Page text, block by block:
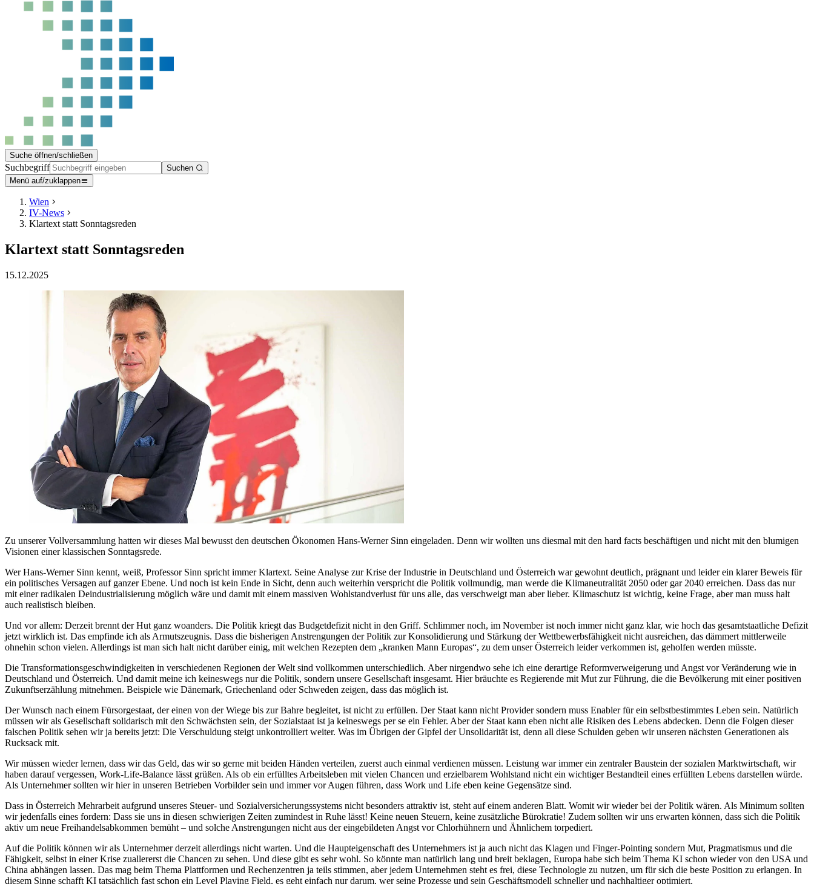
Suche öffnen/schließen
Suchbegriff
Suchen
Menü auf/zuklappen
Wien
IV-News
Klartext statt Sonntagsreden
Klartext statt Sonntagsreden
15.12.2025
Zu unserer Vollversammlung hatten wir dieses Mal bewusst den deutschen Ökonomen Hans-Werner Sinn eingeladen. Denn wir wollten uns diesmal mit den hard facts beschäftigen und nicht mit den blumigen
Visionen einer klassischen Sonntagsrede.
Wer Hans-Werner Sinn kennt, weiß, Professor Sinn spricht immer Klartext. Seine Analyse zur Krise der Industrie in Deutschland und Österreich war gewohnt deutlich, prägnant und leider ein klarer Beweis für
ein politisches Versagen auf ganzer Ebene. Und noch ist kein Ende in Sicht, denn auch weiterhin verspricht die Politik vollmundig, man werde die Klimaneutralität 2050 oder gar 2040 erreichen. Dass das nur
mit einer radikalen Deindustrialisierung möglich wäre und damit mit einem massiven Wohlstandverlust für uns alle, das verschweigt man aber lieber. Klimaschutz ist wichtig, keine Frage, aber man muss halt
auch realistisch bleiben.
Und vor allem: Derzeit brennt der Hut ganz woanders. Die Politik kriegt das Budgetdefizit nicht in den Griff. Schlimmer noch, im November ist noch immer nicht ganz klar, wie hoch das gesamtstaatliche Defizit
jetzt wirklich ist. Das empfinde ich als Armutszeugnis. Dass die bisherigen Anstrengungen der Politik zur Konsolidierung und Stärkung der Wettbewerbsfähigkeit nicht ausreichen, das dämmert mittlerweile
ohnehin schon vielen. Allerdings ist man sich halt nicht darüber einig, mit welchen Rezepten dem „kranken Mann Europas“, zu dem unser Österreich leider verkommen ist, geholfen werden müsste.
Die Transformationsgeschwindigkeiten in verschiedenen Regionen der Welt sind vollkommen unterschiedlich. Aber nirgendwo sehe ich eine derartige Reformverweigerung und Angst vor Veränderung wie in
Deutschland und Österreich. Und damit meine ich keineswegs nur die Politik, sondern unsere Gesellschaft insgesamt. Hier bräuchte es Regierende mit Mut zur Führung, die die Bevölkerung mit einer positiven
Zukunftserzählung mitnehmen. Beispiele wie Dänemark, Griechenland oder Schweden zeigen, dass das möglich ist.
Der Wunsch nach einem Fürsorgestaat, der einen von der Wiege bis zur Bahre begleitet, ist nicht zu erfüllen. Der Staat kann nicht Provider sondern muss Enabler für ein selbstbestimmtes Leben sein. Natürlich
müssen wir als Gesellschaft solidarisch mit den Schwächsten sein, der Sozialstaat ist ja keineswegs per se ein Fehler. Aber der Staat kann eben nicht alle Risiken des Lebens abdecken. Denn die Folgen dieser
falschen Politik sehen wir ja bereits jetzt: Die Verschuldung steigt unkontrolliert weiter. Was im Übrigen der Gipfel der Unsolidarität ist, denn all diese Schulden geben wir unseren nächsten Generationen als
Rucksack mit.
Wir müssen wieder lernen, dass wir das Geld, das wir so gerne mit beiden Händen verteilen, zuerst auch einmal verdienen müssen. Leistung war immer ein zentraler Baustein der sozialen Marktwirtschaft, wir
haben darauf vergessen, Work-Life-Balance lässt grüßen. Als ob ein erfülltes Arbeitsleben mit vielen Chancen und erzielbarem Wohlstand nicht ein wichtiger Bestandteil eines erfüllten Lebens darstellen würde.
Als Unternehmer sollten wir hier in unseren Betrieben Vorbilder sein und immer vor Augen führen, dass Work und Life eben keine Gegensätze sind.
Dass in Österreich Mehrarbeit aufgrund unseres Steuer- und Sozialversicherungssystems nicht besonders attraktiv ist, steht auf einem anderen Blatt. Womit wir wieder bei der Politik wären. Als Minimum sollten
wir jedenfalls eines fordern: Dass sie uns in diesen schwierigen Zeiten zumindest in Ruhe lässt! Keine neuen Steuern, keine zusätzliche Bürokratie! Zudem sollten wir uns erwarten können, dass sich die Politik
aktiv um neue Freihandelsabkommen bemüht – und solche Anstrengungen nicht aus der eingebildeten Angst vor Chlorhühnern und Ähnlichem torpediert.
Auf die Politik können wir als Unternehmer derzeit allerdings nicht warten. Und die Haupteigenschaft des Unternehmers ist ja auch nicht das Klagen und Finger-Pointing sondern Mut, Pragmatismus und die
Fähigkeit, selbst in einer Krise zuallererst die Chancen zu sehen. Und diese gibt es sehr wohl. So könnte man natürlich lang und breit beklagen, Europa habe sich beim Thema KI schon wieder von den USA und
China abhängen lassen. Das mag beim Thema Plattformen und Rechenzentren ja teils stimmen, aber jedem Unternehmen steht es frei, diese Technologie zu nutzen, um für sich die beste Position zu erlangen. In
diesem Sinne schafft KI tatsächlich fast schon ein Level Playing Field, es geht einfach nur darum, wer seine Prozesse und sein Geschäftsmodell schneller und nachhaltiger optimiert.